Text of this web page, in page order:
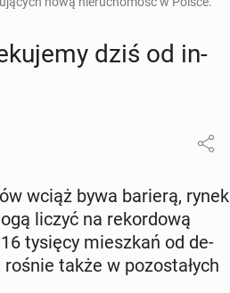
dziś od in­
wciąż bywa barierą, rynek
liczyć na re­kor­do­wą
tysięcy miesz­kań od de­
także w po­zo­sta­łych